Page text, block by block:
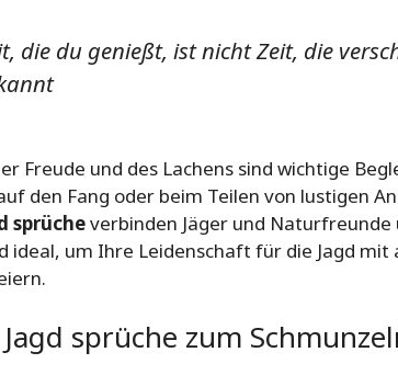
die du genießt, ist nicht Zeit, die
Freude und des Lachens sind wichtige
den Fang oder beim Teilen von lustigen
sprücheverbinden Jäger und
ideal, um Ihre Leidenschaft für die Jagd
sprüche zum